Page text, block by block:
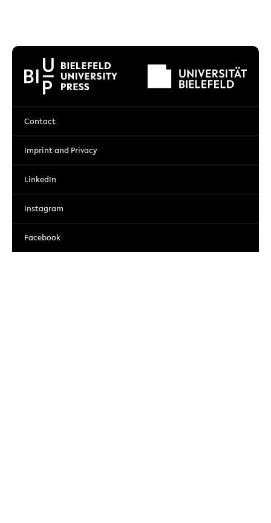
Contact
Imprint and Privacy
LinkedIn
Instagram
Facebook